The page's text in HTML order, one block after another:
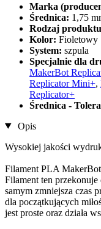
Marka
Średnica: 1,75
Rodzaj
Kolor: Fioletowy
System: szpula
Specjalnie dla
MakerBot
Replicator Mini+,
Replicator+
Średnica -
Opis
Wysokiej jakości
Filament PLA
Filament ten
samym zmniejsza czas
dla początkujących
jest proste oraz działa